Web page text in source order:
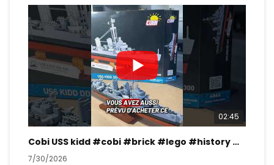
02:45
Cobi USS kidd #cobi #brick #lego #history #ww2
7/30/2026